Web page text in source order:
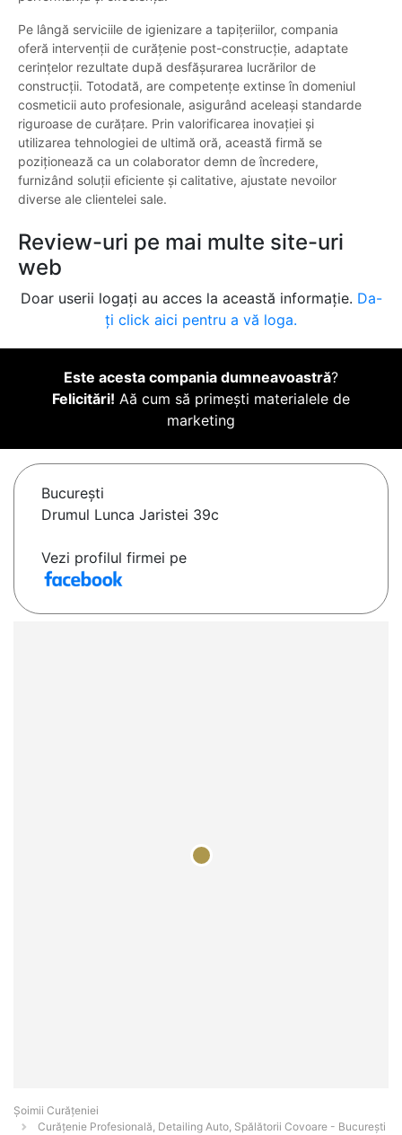
Pe lângă serviciile de igienizare a tapițeriilor, compania
oferă intervenții de curățenie post-construcție, adaptate
cerințelor rezultate după desfășurarea lucrărilor de
construcții. Totodată, are competențe extinse în domeniul
cosmeticii auto profesionale, asigurând aceleași standarde
riguroase de curățare. Prin valorificarea inovației și
utilizarea tehnologiei de ultimă oră, această firmă se
poziționează ca un colaborator demn de încredere,
furnizând soluții eficiente și calitative, ajustate nevoilor
diverse ale clientelei sale.
Review-uri pe mai multe site-uri
web
Doar userii logați au acces la această informație. Da-
ți click aici pentru a vă loga.
Este acesta compania dumneavoastră?
Felicitări! Aă cum să primești materialele de
marketing
Bucureşti
Drumul Lunca Jaristei 39c
Vezi profilul firmei pe
Șoimii Curățeniei
Curățenie Profesională, Detailing Auto, Spălătorii Covoare - Bucureşti